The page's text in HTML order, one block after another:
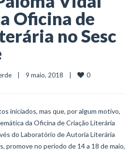
Oficina de
no Sesc
    |    9 maio, 2018    |
0
iniciados, mas que, por algum motivo,
da Oficina de Criação Literária
do Laboratório de Autoria Literária
promove no período de 14 a 18 de maio,